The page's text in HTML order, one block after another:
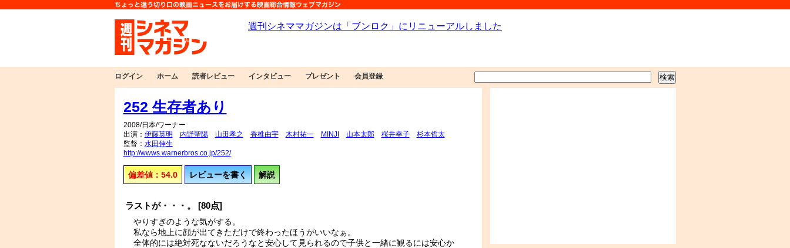
ログイン ホーム 読者レビュー インタビュー プレゼント 会員登録
252 生存者あり
2008/日本/ワーナー
出演： 伊藤英明 内野聖陽 山田孝之 香椎由宇 木村祐一 MINJI 山本太郎 桜井幸子
杉本哲太
監督： 水田伸生
http://wwws.warnerbros.co.jp/252/
偏差値：54.0 レビューを書く 解説
ラストが・・・。 [80点]
やりすぎのような気がする。
私なら地上に顔が出てきただけで終わったほうがいいなぁ。
全体的には絶対死なないだろうなと安心して見られるので子供と一緒に観るには安心か